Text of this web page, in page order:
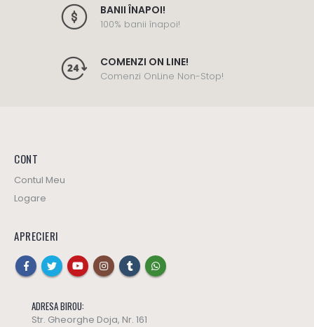
BANII ÎNAPOI!
100% banii înapoi!
COMENZI ON LINE!
Comenzi OnLine Non-Stop!
CONT
Contul Meu
Logare
APRECIERI
ADRESA BIROU:
Str. Gheorghe Doja, Nr. 161